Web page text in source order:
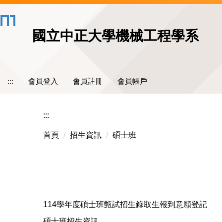
到
區
國立中正大學機械工程學系
::: 會員登入 會員註冊 會員帳戶
:::
首頁 招生資訊 碩士班
114學年度碩士班甄試招生錄取生報到意願登記